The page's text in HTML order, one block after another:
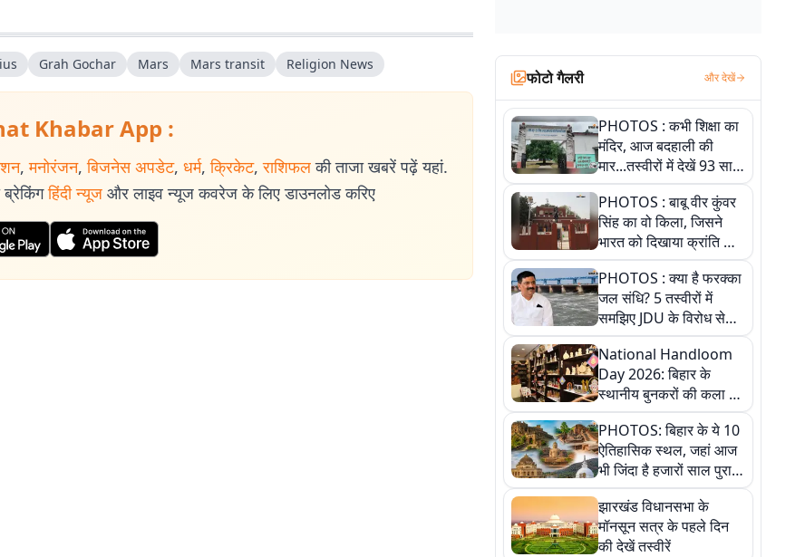
Grah Gochar Mars Mars transit Religion News
Khabar App :
, मनोरंजन, बिजनेस अपडेट, धर्म, क्रिकेट, राशिफल की ताजा खबरें पढ़ें यहां.
ब्रेकिंग हिंदी न्यूज और लाइव न्यूज कवरेज के लिए डाउनलोड करिए
फोटो गैलरी और देखें
PHOTOS : कभी शिक्षा का
मंदिर, आज बदहाली की
मार...तस्वीरों में देखें 93 साल
पुराने इस हाई स्कूल की
हकीकत
PHOTOS : बाबू वीर कुंवर
सिंह का वो किला, जिसने
भारत को दिखाया क्रांति का
रास्ता: तस्वीरों में देखिए
PHOTOS : क्या है फरक्का
जल संधि? 5 तस्वीरों में
समझिए JDU के विरोध से
लेकर बिहार पर असर तक
पूरी कहानी
National Handloom
Day 2026: बिहार के
स्थानीय बुनकरों की कला को
सलाम, तस्वीरों में देखें
हस्तकरघा की समृद्ध परंपरा
PHOTOS: बिहार के ये 10
ऐतिहासिक स्थल, जहां आज
भी जिंदा है हजारों साल पुराना
इतिहास, एक बार जरूर घूमिए
झारखंड विधानसभा के
मॉनसून सत्र के पहले दिन
की देखें तस्वीरें